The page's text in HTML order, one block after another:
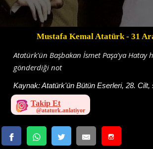
Mustafa Kemal Atatürk - 31
Atatürk'ün Başbakan İsmet Paşa'ya Hatay
gönderdiği not
Kaynak:Atatürk'ün Bütün Eserleri, 28. Cilt,
Takip Et